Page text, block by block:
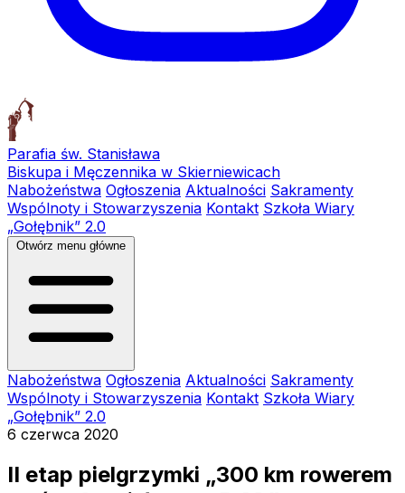
Parafia św. Stanisława
Biskupa i Męczennika w Skierniewicach
Nabożeństwa Ogłoszenia Aktualności Sakramenty
Wspólnoty i Stowarzyszenia Kontakt Szkoła Wiary
„Gołębnik” 2.0
Otwórz menu główne
Nabożeństwa Ogłoszenia Aktualności Sakramenty
Wspólnoty i Stowarzyszenia Kontakt Szkoła Wiary
„Gołębnik” 2.0
6 czerwca 2020
II etap pielgrzymki „300 km rowerem